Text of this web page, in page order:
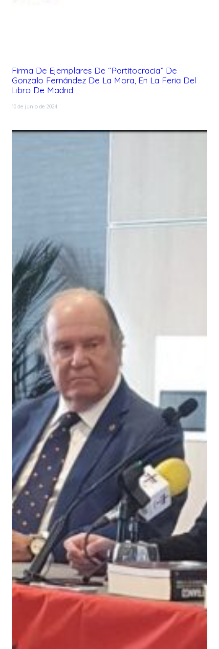
Firma De Ejemplares De “Partitocracia” De
Gonzalo Fernández De La Mora, En La Feria Del
Libro De Madrid
10 de junio de 2024